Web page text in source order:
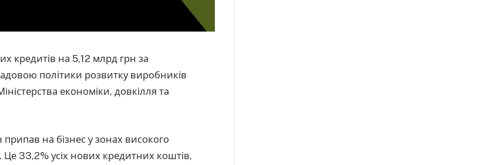
кредитів на 5,12 млрд грн за
політики розвитку виробників
економіки, довкілля та
на бізнес у зонах високого
33,2% усіх нових кредитних коштів,